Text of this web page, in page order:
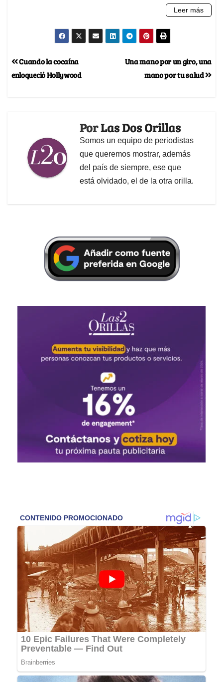
Una mano por un giro, una
mano por tu salud
Cuando la cocaína
enloqueció Hollywood
PorLas Dos Orillas
Somos un equipo de periodistas
que queremos mostrar, además
del país de siempre, ese que
está olvidado, el de la otra orilla.